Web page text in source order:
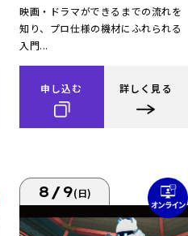
映画・ドラマができるまでの流れを
知り、プロ仕様の機材にふれられる
入門...
申し込む 詳しく見る
8/9(日)